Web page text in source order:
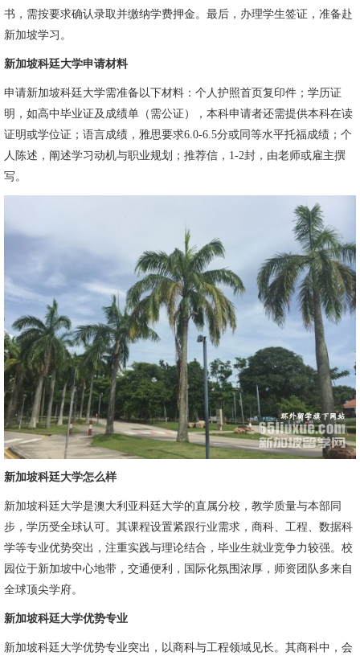
书，需按要求确认录取并缴纳学费押金。最后，办理学生签证，准备赴
新加坡学习。
新加坡科廷大学申请材料
申请新加坡科廷大学需准备以下材料：个人护照首页复印件；学历证
明，如高中毕业证及成绩单（需公证），本科申请者还需提供本科在读
证明或学位证；语言成绩，雅思要求6.0-6.5分或同等水平托福成绩；个
人陈述，阐述学习动机与职业规划；推荐信，1-2封，由老师或雇主撰
写。
新加坡科廷大学怎么样
新加坡科廷大学是澳大利亚科廷大学的直属分校，教学质量与本部同
步，学历受全球认可。其课程设置紧跟行业需求，商科、工程、数据科
学等专业优势突出，注重实践与理论结合，毕业生就业竞争力较强。校
园位于新加坡中心地带，交通便利，国际化氛围浓厚，师资团队多来自
全球顶尖学府。
新加坡科廷大学优势专业
新加坡科廷大学优势专业突出，以商科与工程领域见长。其商科中，会